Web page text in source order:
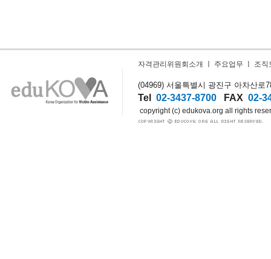
자격관리위원회소개 주요업무 조직
(04969) 서울특별시 광진구 아차산로
Tel 02-3437-8700 FAX 02-
copyright (c) edukova.org all rights